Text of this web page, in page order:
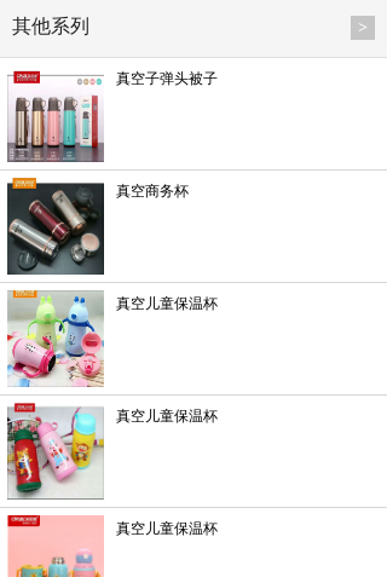
其他系列 >
真空子弹头被子
真空商务杯
真空儿童保温杯
真空儿童保温杯
真空儿童保温杯